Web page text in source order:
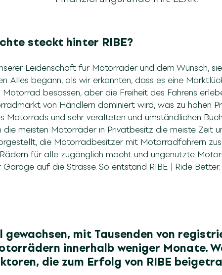
steckt hinter RIBE?
Leidenschaft für Motorräder und dem Wunsch,
Alles begann, als wir erkannten, dass es eine
Motorrad besassen, aber die Freiheit des Fahrens
von Händlern dominiert wird, was zu hohen
Motorrads und sehr veralteten und umständlichen
die meisten Motorräder in Privatbesitz die meiste Zeit
die Motorradbesitzer mit Motorradfahrern
für alle zugänglich macht und ungenutzte
Garage auf die Strasse. So entstand RIBE | Ride Better.
gewachsen, mit Tausenden von
innerhalb weniger Monate.
die zum Erfolg von RIBE